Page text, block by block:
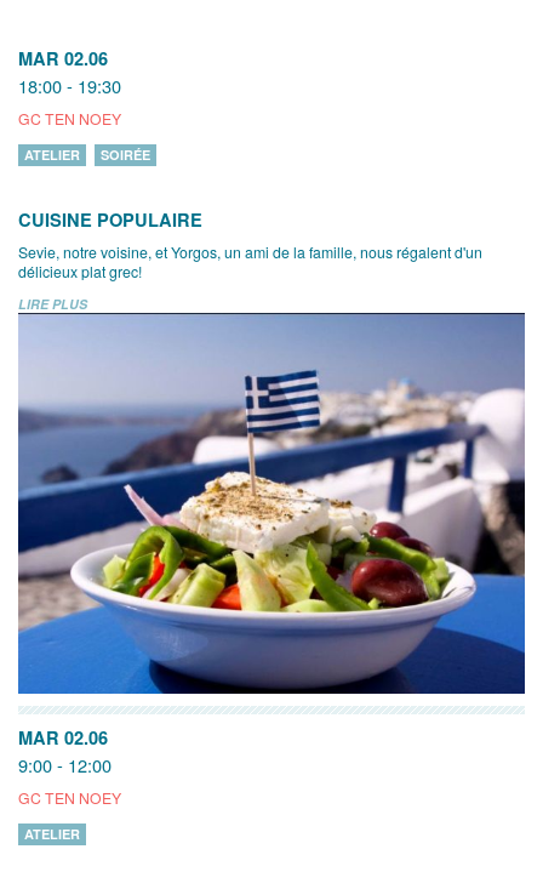
MAR 02.06
18:00 - 19:30
GC TEN NOEY
ATELIER SOIRÉE
CUISINE POPULAIRE
Sevie, notre voisine, et Yorgos, un ami de la famille, nous régalent d'un
délicieux plat grec!
LIRE PLUS
MAR 02.06
9:00 - 12:00
GC TEN NOEY
ATELIER